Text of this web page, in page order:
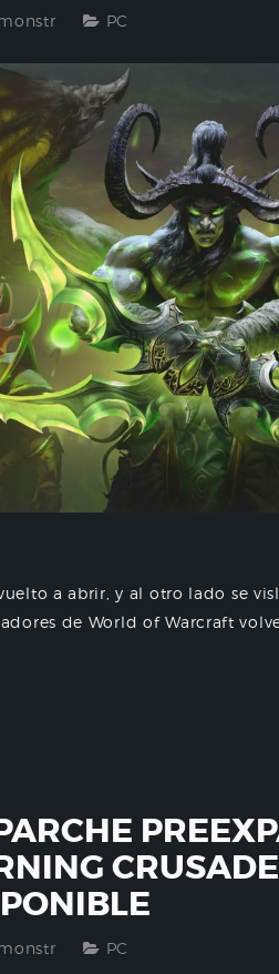
PC
a abrir, y al otro lado se
de World of Warcraft
PC